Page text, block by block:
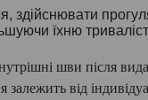
здійснювати
їхню
шви після
залежить від